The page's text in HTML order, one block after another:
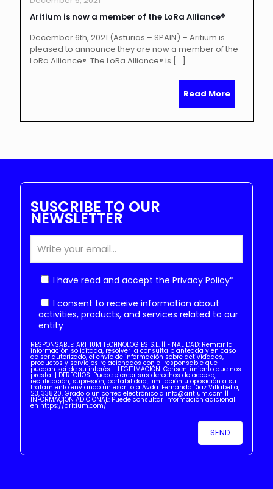
Aritium is now a member of the LoRa Alliance®
December 6th, 2021 (Asturias – SPAIN) – Aritium is
pleased to announce they are now a member of the
LoRa Alliance®. The LoRa Alliance® is […]
Read More
SUSCRIBE TO OUR
NEWSLETTER
I have read and accept the Privacy Policy*
I consent to receive information about
activities, products, and services related to our
entity
RESPONSABLE: ARITIUM TECHNOLOGIES S.L. || FINALIDAD: Remitir la
información solicitada, resolver la consulta planteada y en caso
de ser autorizado, el envío de información sobre actividades,
productos y servicios relacionados con el responsable que
puedan ser de su interés || LEGITIMACIÓN: Consentimiento que nos
presta || DERECHOS: Puede ejercer sus derechos de acceso,
rectificación, supresión, portabilidad, limitación u oposición a su
tratamiento enviando un escrito a Avda. Fernando Díaz Villabella,
23, 33820, Grado o un correo electrónico a info@aritium.com ||
INFORMACIÓN ADICIONAL: Puede consultar información adicional
en https://aritium.com/